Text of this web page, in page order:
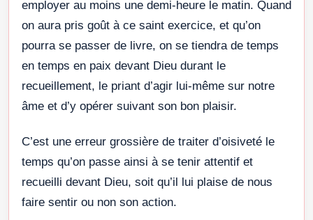
employer au moins une demi-heure le matin. Quand
on aura pris goût à ce saint exercice, et qu’on
pourra se passer de livre, on se tiendra de temps
en temps en paix devant Dieu durant le
recueillement, le priant d’agir lui-même sur notre
âme et d’y opérer suivant son bon plaisir.
C’est une erreur grossière de traiter d’oisiveté le
temps qu’on passe ainsi à se tenir attentif et
recueilli devant Dieu, soit qu’il lui plaise de nous
faire sentir ou non son action.